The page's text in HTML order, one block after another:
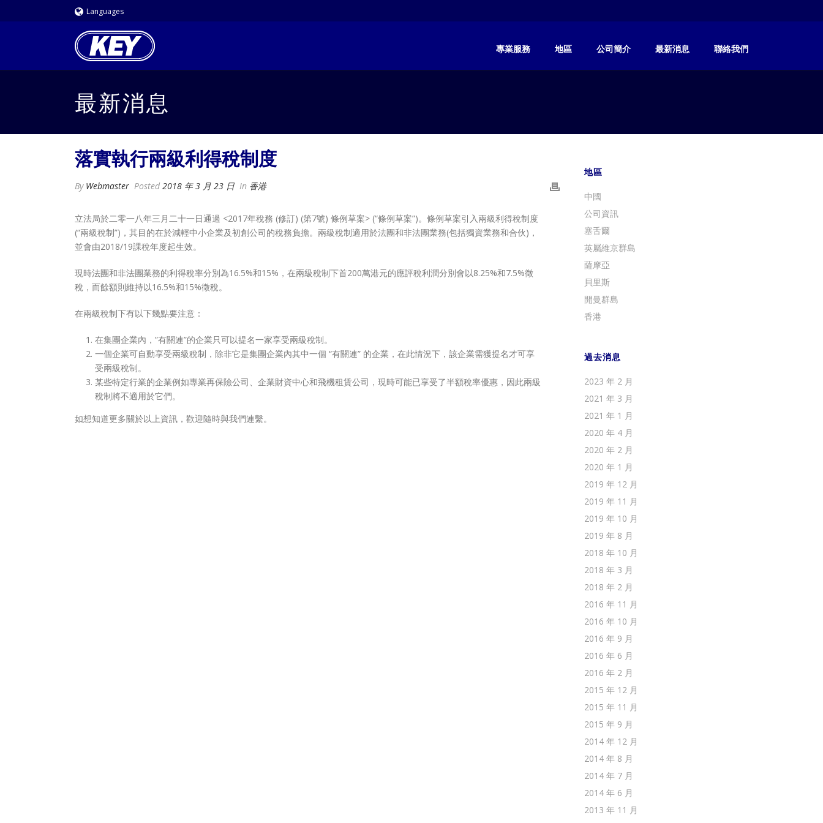
Languages
專業服務 地區 公司簡介 最新消息 聯絡我們
最新消息
落實執行兩級利得稅制度
By Webmaster Posted 2018 年 3 月 23 日 In 香港
立法局於二零一八年三月二十一日通過 <2017年稅務 (修訂) (第7號) 條例草案> (“條例草案”)。條例草案引入兩級利得稅制度
(“兩級稅制”)，其目的在於減輕中小企業及初創公司的稅務負擔。兩級稅制適用於法團和非法團業務(包括獨資業務和合伙)，
並會由2018/19課稅年度起生效。
現時法團和非法團業務的利得稅率分別為16.5%和15%，在兩級稅制下首200萬港元的應評稅利潤分別會以8.25%和7.5%徵
稅，而餘額則維持以16.5%和15%徵稅。
在兩級稅制下有以下幾點要注意：
在集團企業內，”有關連”的企業只可以提名一家享受兩級稅制。
一個企業可自動享受兩級稅制，除非它是集團企業內其中一個 “有關連” 的企業，在此情況下，該企業需獲提名才可享
受兩級稅制。
某些特定行業的企業例如專業再保險公司、企業財資中心和飛機租賃公司，現時可能已享受了半額稅率優惠，因此兩級
稅制將不適用於它們。
如想知道更多關於以上資訊，歡迎隨時與我們連繫。
地區
中國
公司資訊
塞舌爾
英屬維京群島
薩摩亞
貝里斯
開曼群島
香港
過去消息
2023 年 2 月
2021 年 3 月
2021 年 1 月
2020 年 4 月
2020 年 2 月
2020 年 1 月
2019 年 12 月
2019 年 11 月
2019 年 10 月
2019 年 8 月
2018 年 10 月
2018 年 3 月
2018 年 2 月
2016 年 11 月
2016 年 10 月
2016 年 9 月
2016 年 6 月
2016 年 2 月
2015 年 12 月
2015 年 11 月
2015 年 9 月
2014 年 12 月
2014 年 8 月
2014 年 7 月
2014 年 6 月
2013 年 11 月